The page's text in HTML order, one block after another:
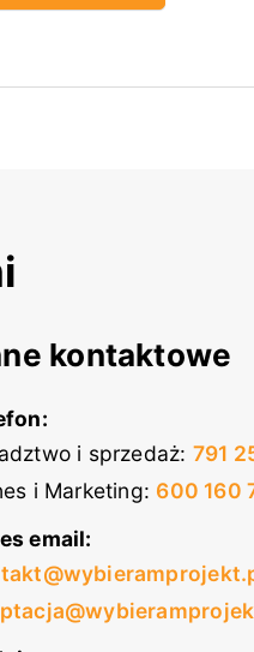
kontaktowe
i sprzedaż: 791
i Marketing: 600 160
email: